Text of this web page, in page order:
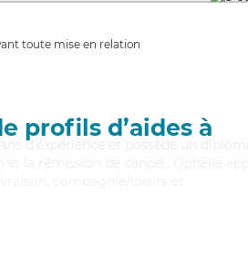
toute mise en relation
profils d’aides à
d'expérience et possède un
la rémission de cancer, Ophélie